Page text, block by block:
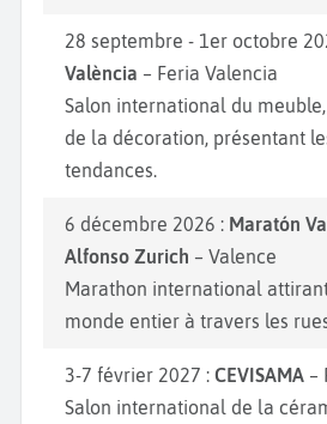
28 septembre - 1er octobre
València – Feria Valencia
Salon international du
de la décoration, présentant
tendances.
6 décembre 2026 : Maratón
Alfonso Zurich – Valence
Marathon international
monde entier à travers les
3-7 février 2027 : CEVISAMA –
Salon international de la